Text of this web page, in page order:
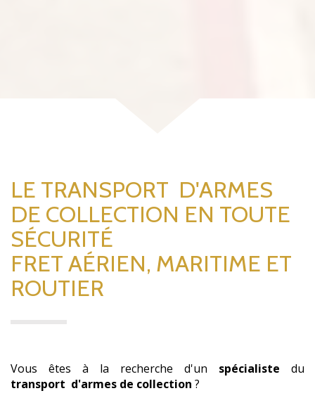
LE TRANSPORT D'ARMES
DE COLLECTION EN TOUTE
SÉCURITÉ
FRET AÉRIEN, MARITIME ET
ROUTIER
Vous êtes à la recherche d'un spécialiste du
transport d'armes de collection ?